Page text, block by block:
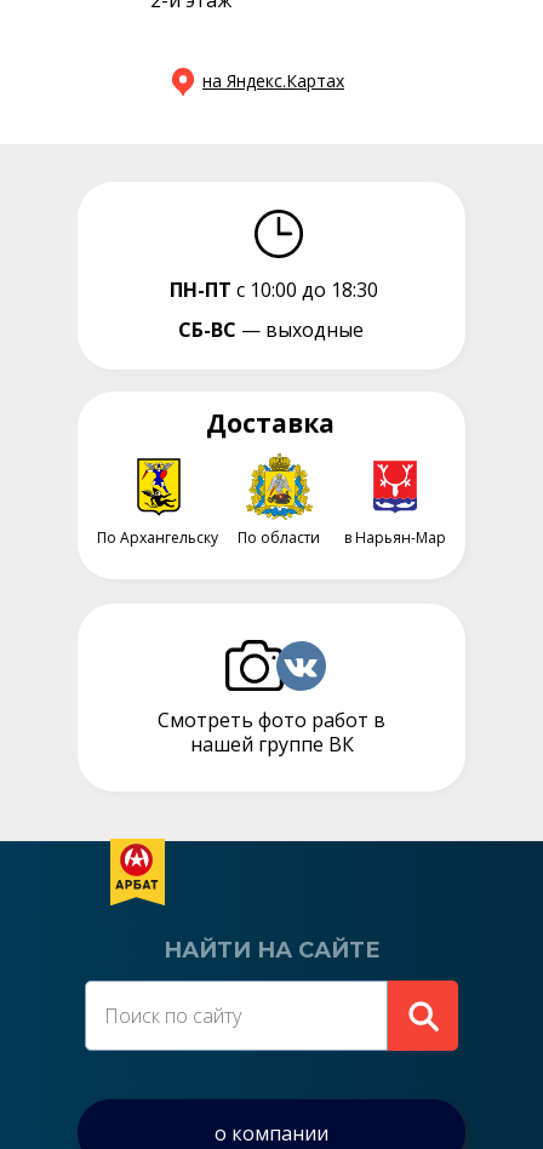
о компании
Смотреть фото работ в
нашей группе ВК
ПН-ПТ с 10:00 до 18:30
СБ-ВС — выходные
на Яндекс.Картах
Доставка
По Архангельску в Нарьян-Мар
По области
НАЙТИ НА САЙТЕ